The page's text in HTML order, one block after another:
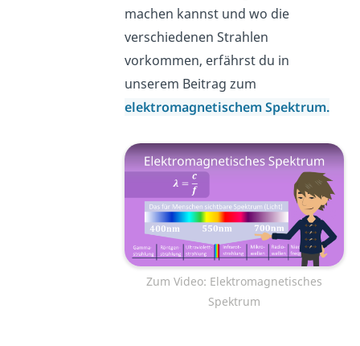
machen kannst und wo die
verschiedenen Strahlen
vorkommen, erfährst du in
unserem Beitrag zum
elektromagnetischem Spektrum.
Zum Video: Elektromagnetisches
Spektrum